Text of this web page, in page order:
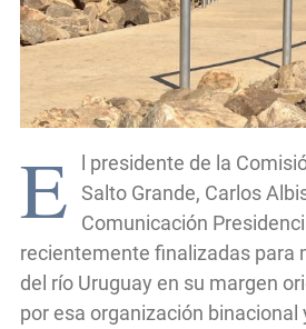
E
l presidente de la
Salto Grande, Carlos
Comunicación
recientemente finalizadas para
del río Uruguay en su margen
por esa organización binacional